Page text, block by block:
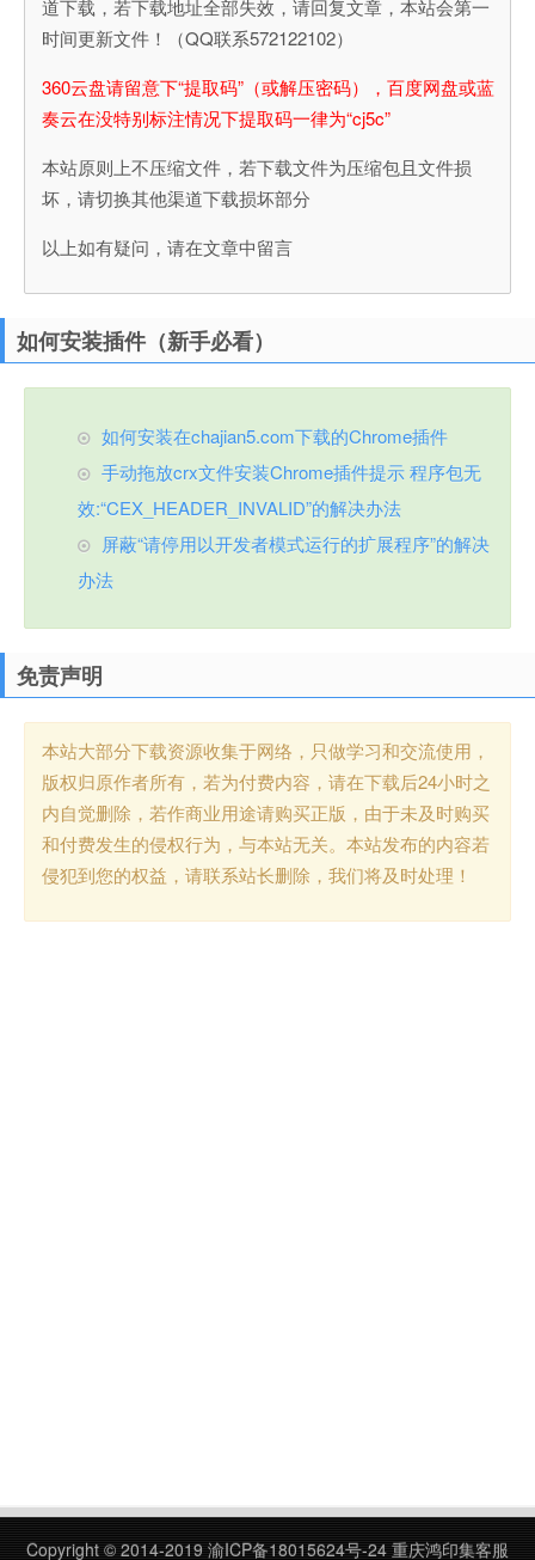
道下载，若下载地址全部失效，请回复文章，本站会第一
时间更新文件！（QQ联系572122102）
360云盘请留意下“提取码”（或解压密码），百度网盘或蓝
奏云在没特别标注情况下提取码一律为“cj5c”
本站原则上不压缩文件，若下载文件为压缩包且文件损
坏，请切换其他渠道下载损坏部分
以上如有疑问，请在文章中留言
如何安装插件（新手必看）
如何安装在chajian5.com下载的Chrome插件
手动拖放crx文件安装Chrome插件提示 程序包无
效:“CEX_HEADER_INVALID”的解决办法
屏蔽“请停用以开发者模式运行的扩展程序”的解决
办法
免责声明
本站大部分下载资源收集于网络，只做学习和交流使用，
版权归原作者所有，若为付费内容，请在下载后24小时之
内自觉删除，若作商业用途请购买正版，由于未及时购买
和付费发生的侵权行为，与本站无关。本站发布的内容若
侵犯到您的权益，请联系站长删除，我们将及时处理！
Copyright © 2014-2019 渝ICP备18015624号-24 重庆鸿印集客服